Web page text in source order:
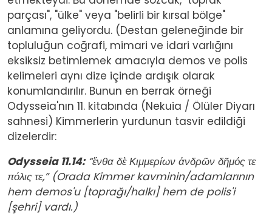
parçası", "ülke" veya "belirli bir kırsal bölge"
anlamına geliyordu. (Destan geleneğinde bir
topluluğun coğrafi, mimari ve idari varlığını
eksiksiz betimlemek amacıyla demos ve polis
kelimeleri aynı dize içinde ardışık olarak
konumlandırılır. Bunun en berrak örneği
Odysseia'nın 11. kitabında (Nekuia / Ölüler Diyarı
sahnesi) Kimmerlerin yurdunun tasvir edildiği
dizelerdir:
Odysseia 11.14:“ἔνθα δὲ Κιμμερίων ἀνδρῶν δῆμός τε
πόλις τε,” (Orada Kimmer kavminin/adamlarının
hem demos'u [toprağı/halkı] hem de polis'i
[şehri] vardı.)